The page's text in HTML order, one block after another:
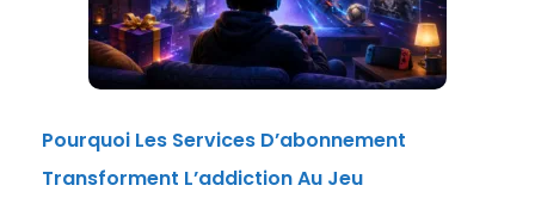
Pourquoi Les Services D’abonnement
Transforment L’addiction Au Jeu